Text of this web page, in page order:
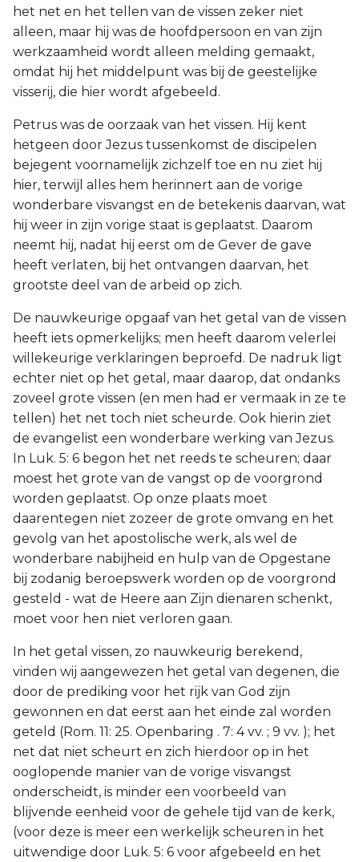
het net en het tellen van de vissen zeker niet
alleen, maar hij was de hoofdpersoon en van zijn
werkzaamheid wordt alleen melding gemaakt,
omdat hij het middelpunt was bij de geestelijke
visserij, die hier wordt afgebeeld.
Petrus was de oorzaak van het vissen. Hij kent
hetgeen door Jezus tussenkomst de discipelen
bejegent voornamelijk zichzelf toe en nu ziet hij
hier, terwijl alles hem herinnert aan de vorige
wonderbare visvangst en de betekenis daarvan, wat
hij weer in zijn vorige staat is geplaatst. Daarom
neemt hij, nadat hij eerst om de Gever de gave
heeft verlaten, bij het ontvangen daarvan, het
grootste deel van de arbeid op zich.
De nauwkeurige opgaaf van het getal van de vissen
heeft iets opmerkelijks; men heeft daarom velerlei
willekeurige verklaringen beproefd. De nadruk ligt
echter niet op het getal, maar daarop, dat ondanks
zoveel grote vissen (en men had er vermaak in ze te
tellen) het net toch niet scheurde. Ook hierin ziet
de evangelist een wonderbare werking van Jezus.
In Luk. 5: 6 begon het net reeds te scheuren; daar
moest het grote van de vangst op de voorgrond
worden geplaatst. Op onze plaats moet
daarentegen niet zozeer de grote omvang en het
gevolg van het apostolische werk, als wel de
wonderbare nabijheid en hulp van de Opgestane
bij zodanig beroepswerk worden op de voorgrond
gesteld - wat de Heere aan Zijn dienaren schenkt,
moet voor hen niet verloren gaan.
In het getal vissen, zo nauwkeurig berekend,
vinden wij aangewezen het getal van degenen, die
door de prediking voor het rijk van God zijn
gewonnen en dat eerst aan het einde zal worden
geteld (Rom. 11: 25. Openbaring . 7: 4 vv. ; 9 vv. ); het
net dat niet scheurt en zich hierdoor op in het
ooglopende manier van de vorige visvangst
onderscheidt, is minder een voorbeeld van
blijvende eenheid voor de gehele tijd van de kerk,
(voor deze is meer een werkelijk scheuren in het
uitwendige door Luk. 5: 6 voor afgebeeld en het